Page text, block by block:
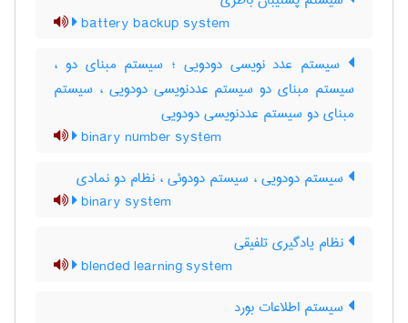
battery backup system
سیستم عدد نویسی دودویی ؛ سیستم مبنای دو ،
سیستم مبنای دو سیستم عددنویسی دودویی ، سیستم
مبنای دو سیستم عددنویسی دودویی
binary number system
سیستم دودویی ، سیستم دودوئی ، نظام دو نمادی
binary system
نظام یادگیری تلفیقی
blended learning system
سیستم اطلاعات بورد